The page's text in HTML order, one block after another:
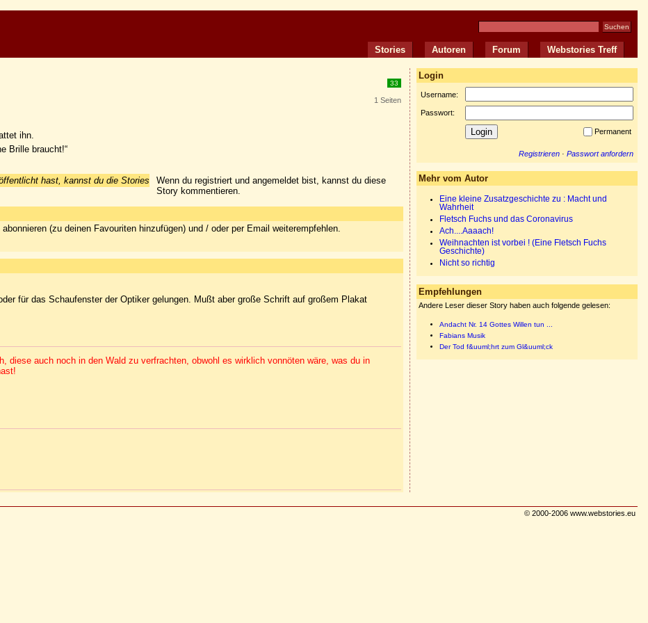
Stories Autoren Forum Webstories Treff
33
1 Seiten
ihn.
Brille braucht!“
hast, kannst du die Stories
Wenn du registriert und angemeldet bist, kannst du diese
Story kommentieren.
(zu deinen Favouriten hinzufügen) und / oder per Email weiterempfehlen.
für das Schaufenster der Optiker gelungen. Mußt aber große Schrift auf großem Plakat
diese auch noch in den Wald zu verfrachten, obwohl es wirklich vonnöten wäre, was du in
Login
Username:
Passwort:
Permanent
Registrieren · Passwort anfordern
Mehr vom Autor
Eine kleine Zusatzgeschichte zu : Macht und
Wahrheit
Fletsch Fuchs und das Coronavirus
Ach....Aaaach!
Weihnachten ist vorbei ! (Eine Fletsch Fuchs
Geschichte)
Nicht so richtig
Empfehlungen
Andere Leser dieser Story haben auch folgende gelesen:
Andacht Nr. 14 Gottes Willen tun ...
Fabians Musik
Der Tod f&uuml;hrt zum Gl&uuml;ck
© 2000-2006 www.webstories.eu